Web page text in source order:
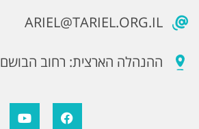
ARIEL@TARIEL.ORG.IL
ההנהלה הארצית: רחוב הבושם 11, גילה ירושלים